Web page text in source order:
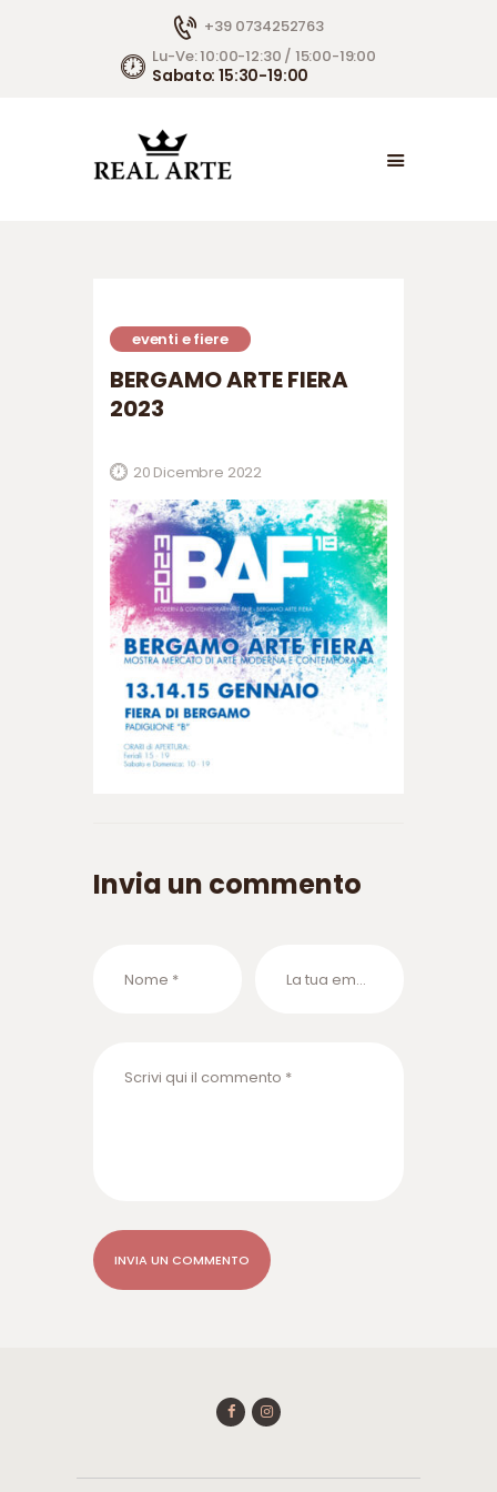
+39 0734252763
Lu-Ve: 10:00-12:30 / 15:00-19:00
Sabato: 15:30-19:00
HOME
ARTISTI E OPERE
CONTATTI
AMBIENTAZIONI
EVENTI E FIERE
eventi e fiere
BERGAMO ARTE FIERA
2023
20 Dicembre 2022
Invia un commento